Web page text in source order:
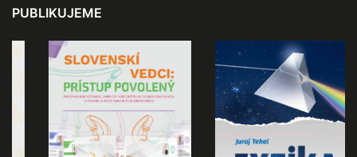
PUBLIKUJEME